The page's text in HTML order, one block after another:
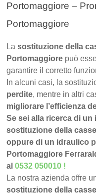
Portomaggiore –
Portomaggiore
Lasostituzione della
Portomaggiore può
garantire il corretto
In alcuni casi, la
perdite, mentre in altri
migliorare l’efficienza
Se sei alla ricerca di
sostituzione della
oppure di un idraulico
Portomaggiore
al0532 050010 !
La nostra azienda offre
sostituzione della